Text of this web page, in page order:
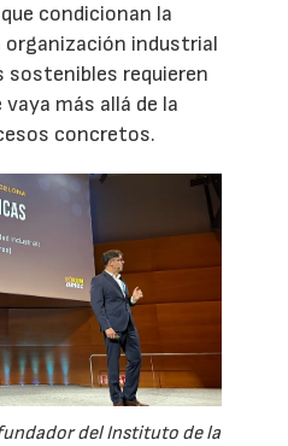
condicionan la
organización industrial
sostenibles requieren
más allá de la
concretos.
del Instituto de la